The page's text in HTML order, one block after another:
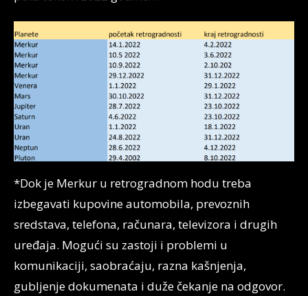
*Dok je Merkur u retrogradnom hodu treba
izbegavati kupovine automobila, prevoznih
sredstava, telefona, računara, televizora i drugih
uređaja. Mogući su zastoji i problemi u
komunikaciji, saobraćaju, razna kašnjenja,
gubljenje dokumenata i duže čekanje na odgovor.